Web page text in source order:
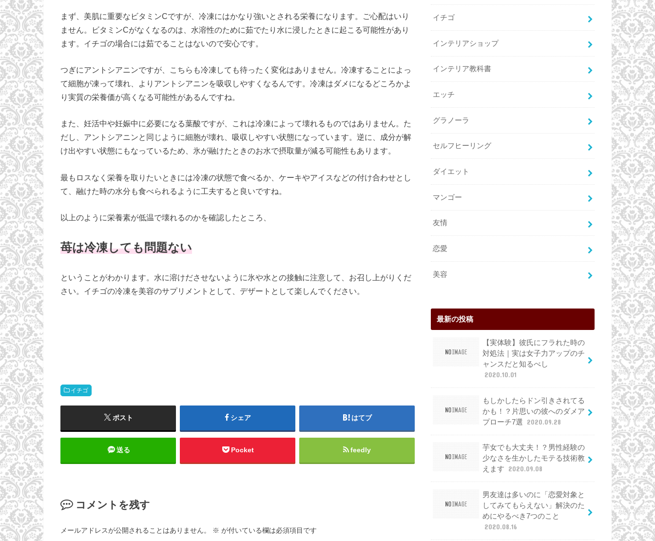
まず、美肌に重要なビタミンCですが、冷凍にはかなり強いとされる栄養になります。ご心配はいり
ません。ビタミンCがなくなるのは、水溶性のために茹でたり水に浸したときに起こる可能性があり
ます。イチゴの場合には茹でることはないので安心です。
つぎにアントシアニンですが、こちらも冷凍しても待ったく変化はありません。冷凍することによっ
て細胞が凍って壊れ、よりアントシアニンを吸収しやすくなるんです。冷凍はダメになるどころかよ
り実質の栄養価が高くなる可能性があるんですね。
また、妊活中や妊娠中に必要になる葉酸ですが、これは冷凍によって壊れるものではありません。た
だし、アントシアニンと同じように細胞が壊れ、吸収しやすい状態になっています。逆に、成分が解
け出やすい状態にもなっているため、氷が融けたときのお水で摂取量が減る可能性もあります。
最もロスなく栄養を取りたいときには冷凍の状態で食べるか、ケーキやアイスなどの付け合わせとし
て、融けた時の水分も食べられるように工夫すると良いですね。
以上のように栄養素が低温で壊れるのかを確認したところ、
苺は冷凍しても問題ない
ということがわかります。水に溶けださせないように氷や水との接触に注意して、お召し上がりくだ
さい。イチゴの冷凍を美容のサプリメントとして、デザートとして楽しんでください。
イチゴ
ポスト シェア はてブ
送る Pocket feedly
コメントを残す
メールアドレスが公開されることはありません。 ※ が付いている欄は必須項目です
イチゴ
インテリアショップ
インテリア教科書
エッチ
グラノーラ
セルフヒーリング
ダイエット
マンゴー
友情
恋愛
美容
最新の投稿
【実体験】彼氏にフラれた時の
対処法｜実は女子力アップのチ
ャンスだと知るべし
2020.10.01
もしかしたらドン引きされてる
かも！？片思いの彼へのダメア
プローチ7選
2020.09.28
芋女でも大丈夫！？男性経験の
少なさを生かしたモテる技術教
えます
2020.09.08
男友達は多いのに「恋愛対象と
してみてもらえない」解決のた
めにやるべき7つのこと
2020.08.16